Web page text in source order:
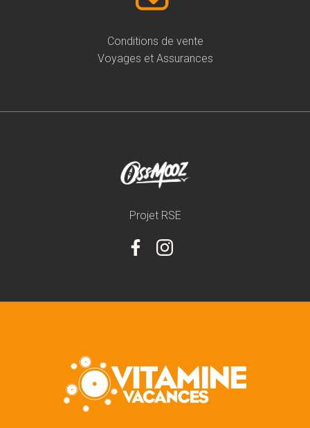
Conditions de vente
Voyages et Assurances
Projet RSE